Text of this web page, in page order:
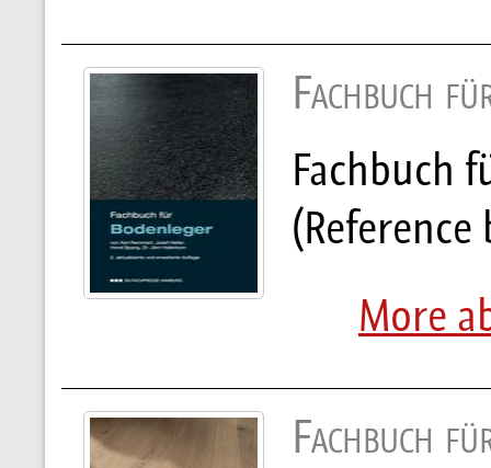
Fachbuch
Fachbuch
More
Fachbuch